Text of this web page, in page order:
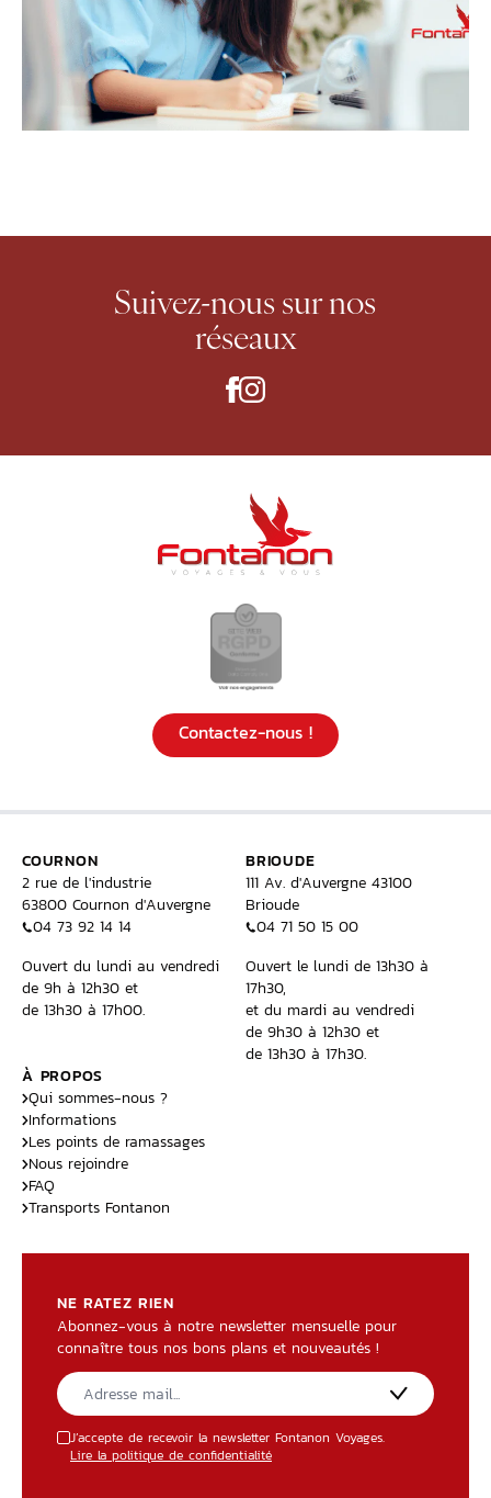
Suivez-nous sur nos
réseaux
Contactez-nous !
COURNON
2 rue de l'industrie
63800 Cournon d'Auvergne
04 73 92 14 14
Ouvert du lundi au vendredi
de 9h à 12h30 et
de 13h30 à 17h00.
BRIOUDE
111 Av. d'Auvergne 43100
Brioude
04 71 50 15 00
Ouvert le lundi de 13h30 à
17h30,
et du mardi au vendredi
de 9h30 à 12h30 et
de 13h30 à 17h30.
À PROPOS
Qui sommes-nous ?
Informations
Les points de ramassages
Nous rejoindre
FAQ
Transports Fontanon
NE RATEZ RIEN
Abonnez-vous à notre newsletter mensuelle pour
connaître tous nos bons plans et nouveautés !
J’accepte de recevoir la newsletter Fontanon Voyages.
Lire la politique de confidentialité